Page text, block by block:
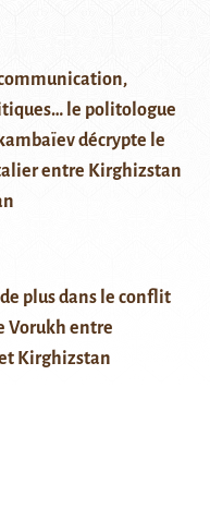
le politologue
décrypte le
entre Kirghizstan
plus dans le conflit
Vorukh entre
Kirghizstan